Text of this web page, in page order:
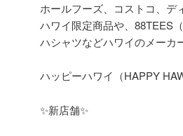
ホールフーズ、コストコ、デ
ハワイ限定商品や、 88TEES
ハシャツなどハワイのメーカ
ハッピーハワイ（HAPPY
✨新店舗✨